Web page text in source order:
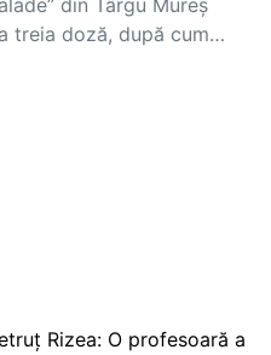
din Târgu Mureş
treia doză, după cum…
Rizea: O profesoară a